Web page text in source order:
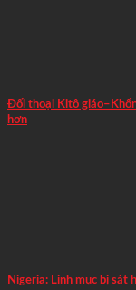
Đối thoại Kitô
hơn
Nigeria: Linh mục bị sát